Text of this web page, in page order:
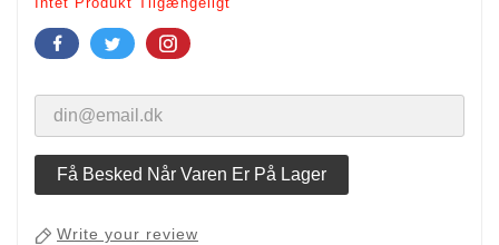
Få Besked Når Varen Er På Lager
Write your review